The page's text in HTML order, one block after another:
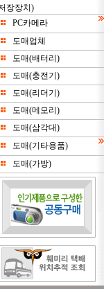
장장치)
PC카메라
도매업체
도매(배터리)
도매(충전기)
도매(리더기)
도매(메모리)
도매(삼각대)
도매(기타용품)
도매(가방)